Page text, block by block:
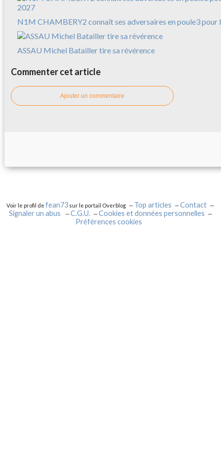
N1M CHAMBERY2 connaît ses adversaires en poule3 pour
ASSAU Michel Batailler tire sa révérence
Commenter cet article
Ajouter un commentaire
Voir le profil defean73 sur le portail Overblog Top articles
Contact
Signaler un abus
C.G.U.
Cookies et données personnelles
Préférences cookies